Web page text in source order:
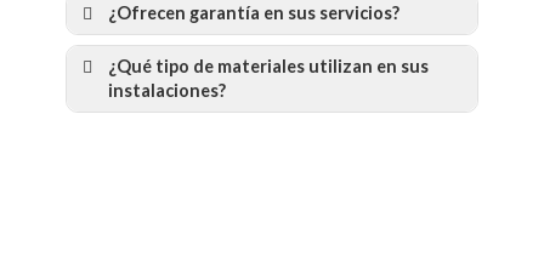
¿Ofrecen garantía en sus servicios?
¿Qué tipo de materiales utilizan en sus
instalaciones?